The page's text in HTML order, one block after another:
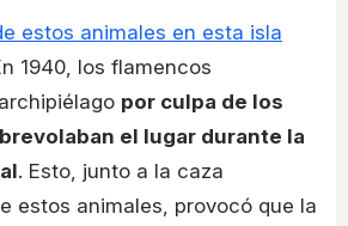
estos animales en esta isla
1940, los flamencos
por culpa de los
el lugar durante la
. Esto, junto a la caza
estos animales, provocó que la